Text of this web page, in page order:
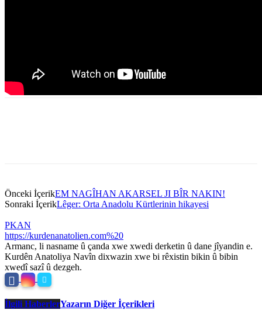
Önceki İçerikEM NAGÎHAN AKARSEL JI BÎR NAKIN!
Sonraki İçerikLêger: Orta Anadolu Kürtlerinin hikayesi
PKAN
https://kurdenanatolien.com%20
Armanc, li nasname û çanda xwe xwedi derketin û dane jîyandin e.
Kurdên Anatoliya Navîn dixwazin xwe bi rêxistin bikin û bibin
xwedî sazî û dezgeh.
İlgili HaberlerYazarın Diğer İçerikleri